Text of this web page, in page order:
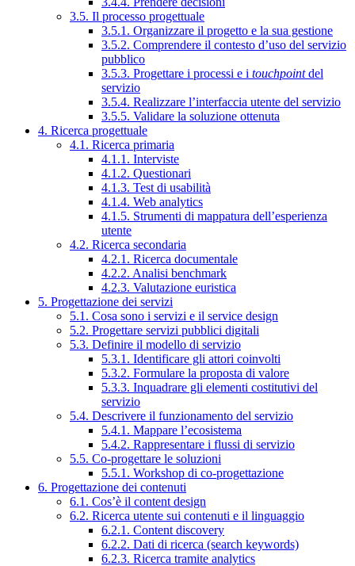
3.5. Il processo progettuale
3.5.1. Organizzare il progetto e la sua gestione
3.5.2. Comprendere il contesto d’uso del servizio
pubblico
3.5.3. Progettare i processi e i touchpointdel
servizio
3.5.4. Realizzare l’interfaccia utente del servizio
3.5.5. Validare la soluzione ottenuta
4. Ricerca progettuale
4.1. Ricerca primaria
4.1.1. Interviste
4.1.2. Questionari
4.1.3. Test di usabilità
4.1.4. Web analytics
4.1.5. Strumenti di mappatura dell’esperienza
utente
4.2. Ricerca secondaria
4.2.1. Ricerca documentale
4.2.2. Analisi benchmark
4.2.3. Valutazione euristica
5. Progettazione dei servizi
5.1. Cosa sono i servizi e il service design
5.2. Progettare servizi pubblici digitali
5.3. Definire il modello di servizio
5.3.1. Identificare gli attori coinvolti
5.3.2. Formulare la proposta di valore
5.3.3. Inquadrare gli elementi costitutivi del
servizio
5.4. Descrivere il funzionamento del servizio
5.4.1. Mappare l’ecosistema
5.4.2. Rappresentare i flussi di servizio
5.5. Co-progettare le soluzioni
5.5.1. Workshop di co-progettazione
6. Progettazione dei contenuti
6.1. Cos’è il content design
6.2. Ricerca utente sui contenuti e il linguaggio
6.2.1. Content discovery
6.2.2. Dati di ricerca (search keywords)
6.2.3. Ricerca tramite analytics